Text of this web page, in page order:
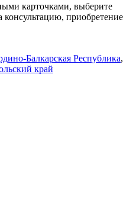
карточками, выберите
консультацию, приобретение
Балкарская Республика,
край